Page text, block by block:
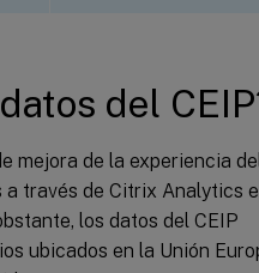
del
mejora de la experiencia
a través de Citrix Analytics
los datos del CEIP
ubicados en la Unión